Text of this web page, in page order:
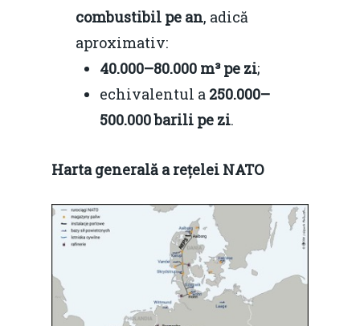
combustibil pe an, adică
aproximativ:
40.000–80.000 m³ pe zi;
echivalentul a 250.000–
500.000 barili pe zi.
Harta generală a rețelei NATO